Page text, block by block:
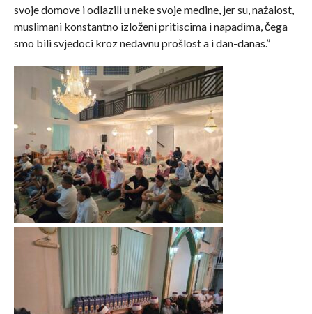
svoje domove i odlazili u neke svoje medine, jer su, nažalost,
muslimani konstantno izloženi pritiscima i napadima, čega
smo bili svjedoci kroz nedavnu prošlost a i dan-danas.”